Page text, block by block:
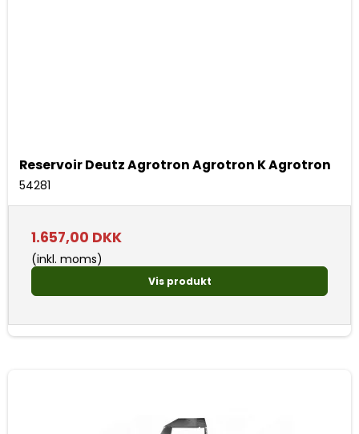
Reservoir Deutz Agrotron Agrotron K Agrotron
54281
1.657,00 DKK
(inkl. moms)
Vis produkt